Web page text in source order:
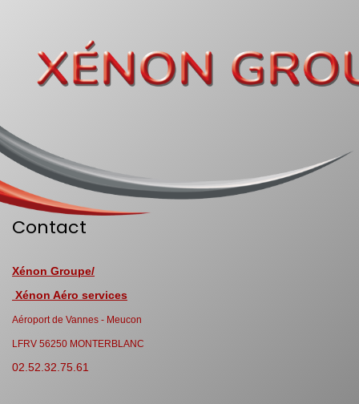
Contact
Xénon Groupe/
Xénon Aéro services
Aéroport de Vannes - Meucon
LFRV 56250 MONTERBLANC
02.52.32.75.61